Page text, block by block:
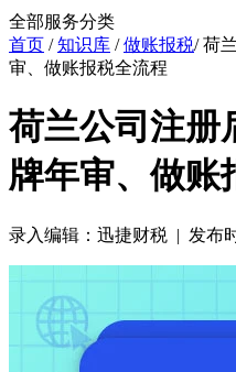
全部服务分类
首页 /知识库 /做账报税/ 荷
审、做账报税全流程
荷兰公司注册
牌年审、做账
录入编辑：迅捷财税 | 发布时